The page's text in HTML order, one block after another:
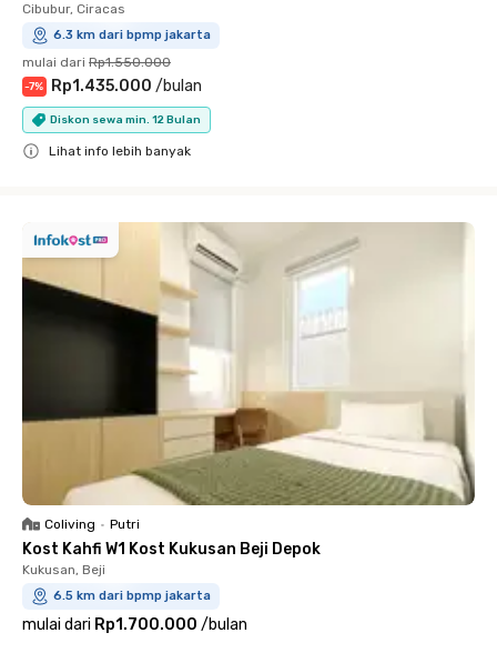
Cibubur, Ciracas
6.3 km dari bpmp jakarta
mulai dari Rp1.550.000
-7% Rp1.435.000 /bulan
Diskon sewa min. 12 Bulan
Lihat info lebih banyak
Coliving • Putri
Kost Kahfi W1 Kost Kukusan Beji Depok
Kukusan, Beji
6.5 km dari bpmp jakarta
mulai dari Rp1.700.000 /bulan